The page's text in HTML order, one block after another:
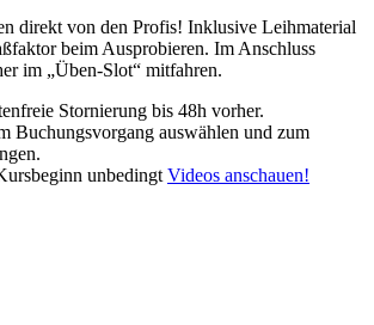
direkt von den Profis! Inklusive Leihmaterial
beim Ausprobieren. Im Anschluss
im „Üben-Slot“ mitfahren.
Stornierung bis 48h vorher.
Buchungsvorgang auswählen und zum
unbedingt Videos anschauen!